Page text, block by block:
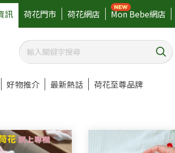
訊 荷花門市 荷花網店 Mon Bebe網店
好物推介 最新熱話 荷花至尊品牌